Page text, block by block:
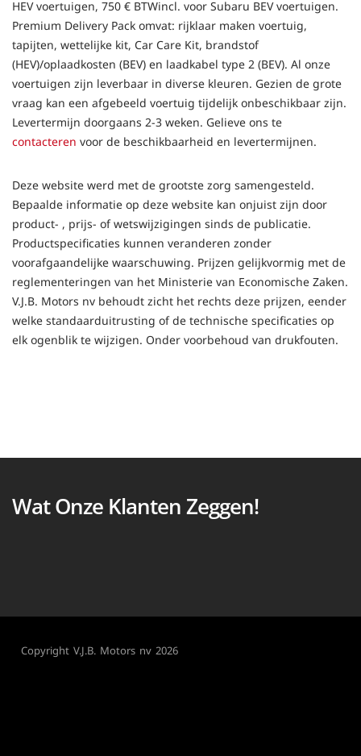
HEV voertuigen, 750 € BTWincl. voor Subaru BEV voertuigen.
Premium Delivery Pack omvat: rijklaar maken voertuig,
tapijten, wettelijke kit, Car Care Kit, brandstof
(HEV)/oplaadkosten (BEV) en laadkabel type 2 (BEV). Al onze
voertuigen zijn leverbaar in diverse kleuren. Gezien de grote
vraag kan een afgebeeld voertuig tijdelijk onbeschikbaar zijn.
Levertermijn doorgaans 2-3 weken. Gelieve ons te
contacteren voor de beschikbaarheid en levertermijnen.
Deze website werd met de grootste zorg samengesteld.
Bepaalde informatie op deze website kan onjuist zijn door
product- , prijs- of wetswijzigingen sinds de publicatie.
Productspecificaties kunnen veranderen zonder
voorafgaandelijke waarschuwing. Prijzen gelijkvormig met de
reglementeringen van het Ministerie van Economische Zaken.
V.J.B. Motors nv behoudt zicht het rechts deze prijzen, eender
welke standaarduitrusting of de technische specificaties op
elk ogenblik te wijzigen. Onder voorbehoud van drukfouten.
Wat Onze Klanten Zeggen!
Copyright V.J.B. Motors nv 2026